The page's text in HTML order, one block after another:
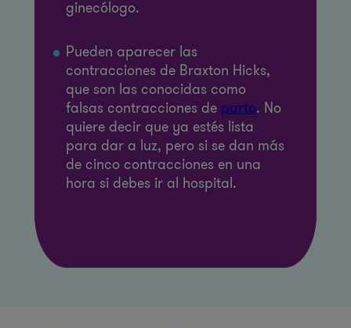
ginecólogo.
Pueden aparecer las
contracciones de Braxton Hicks,
que son las conocidas como
falsas contracciones de parto. No
quiere decir que ya estés lista
para dar a luz, pero si se dan más
de cinco contracciones en una
hora si debes ir al hospital.